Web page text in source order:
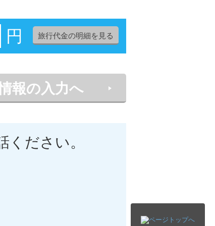
円 旅行代金の明細を見る
報の入力へ
ださい。